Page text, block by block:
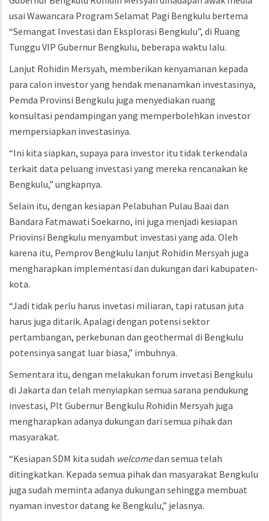
usai Wawancara Program Selamat Pagi Bengkulu bertema
“Semangat Investasi dan Eksplorasi Bengkulu”, di Ruang
Tunggu VIP Gubernur Bengkulu, beberapa waktu lalu.
Lanjut Rohidin Mersyah, memberikan kenyamanan kepada
para calon investor yang hendak menanamkan investasinya,
Pemda Provinsi Bengkulu juga menyediakan ruang
konsultasi pendampingan yang memperbolehkan investor
mempersiapkan investasinya.
“Ini kita siapkan, supaya para investor itu tidak terkendala
terkait data peluang investasi yang mereka rencanakan ke
Bengkulu,” ungkapnya.
Selain itu, dengan kesiapan Pelabuhan Pulau Baai dan
Bandara Fatmawati Soekarno, ini juga menjadi kesiapan
Priovinsi Bengkulu menyambut investasi yang ada. Oleh
karena itu, Pemprov Bengkulu lanjut Rohidin Mersyah juga
mengharapkan implementasi dan dukungan dari kabupaten-
kota.
“Jadi tidak perlu harus invetasi miliaran, tapi ratusan juta
harus juga ditarik. Apalagi dengan potensi sektor
pertambangan, perkebunan dan geothermal di Bengkulu
potensinya sangat luar biasa,” imbuhnya.
Sementara itu, dengan melakukan forum invetasi Bengkulu
di Jakarta dan telah menyiapkan semua sarana pendukung
investasi, Plt Gubernur Bengkulu Rohidin Mersyah juga
mengharapkan adanya dukungan dari semua pihak dan
masyarakat.
“Kesiapan SDM kita sudah welcomedan semua telah
ditingkatkan. Kepada semua pihak dan masyarakat Bengkulu
juga sudah meminta adanya dukungan sehingga membuat
nyaman investor datang ke Bengkulu,” jelasnya.